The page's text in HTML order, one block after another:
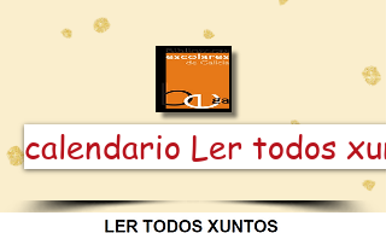
calendario Ler todos